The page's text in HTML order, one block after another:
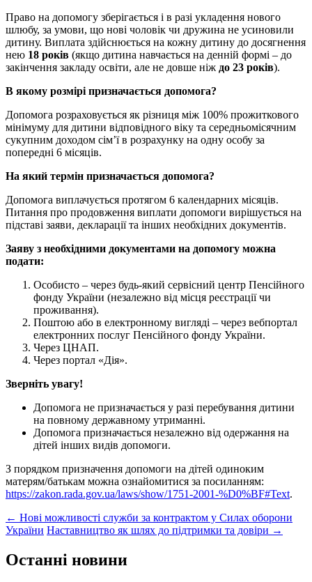
Право на допомогу зберігається і в разі укладення нового
шлюбу, за умови, що нові чоловік чи дружина не усиновили
дитину. Виплата здійснюється на кожну дитину до досягнення
нею 18 років (якщо дитина навчається на денній формі – до
закінчення закладу освіти, але не довше ніж до 23 років).
В якому розмірі призначається допомога?
Допомога розраховується як різниця між 100% прожиткового
мінімуму для дитини відповідного віку та середньомісячним
сукупним доходом сім’ї в розрахунку на одну особу за
попередні 6 місяців.
На який термін призначається допомога?
Допомога виплачується протягом 6 календарних місяців.
Питання про продовження виплати допомоги вирішується на
підставі заяви, декларації та інших необхідних документів.
Заяву з необхідними документами на допомогу можна
подати:
Особисто – через будь-який сервісний центр Пенсійного
фонду України (незалежно від місця реєстрації чи
проживання).
Поштою або в електронному вигляді – через вебпортал
електронних послуг Пенсійного фонду України.
Через ЦНАП.
Через портал «Дія».
Зверніть увагу!
Допомога не призначається у разі перебування дитини
на повному державному утриманні.
Допомога призначається незалежно від одержання на
дітей інших видів допомоги.
З порядком призначення допомоги на дітей одиноким
матерям/батькам можна ознайомитися за посиланням:
https://zakon.rada.gov.ua/laws/show/1751-2001-%D0%BF#Text.
Post
navigation
← Нові можливості служби за контрактом у Силах оборони
України Наставництво як шлях до підтримки та довіри →
Останні новини